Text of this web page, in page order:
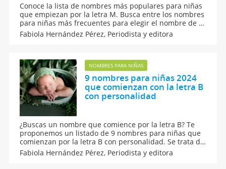
Conoce la lista de nombres más populares para niñas
que empiezan por la letra M. Busca entre los nombres
para niñas más frecuentes para elegir el nombre de tu
bebé y que seguramente te fascinarán. Son apodos
muy dulces y que se han colocado en la cima de a
Fabiola Hernández Pérez, Periodista y editora
NOMBRES PARA NIÑAS
9 nombres para niñas 2024
que comienzan con la letra B
con personalidad
¿Buscas un nombre que comience por la letra B? Te
proponemos un listado de 9 nombres para niñas que
comienzan por la letra B con personalidad. Se trata de
una selección de nombres de niña muy bonitos y con
un original significado. Seguramente te enamorarás
Fabiola Hernández Pérez, Periodista y editora